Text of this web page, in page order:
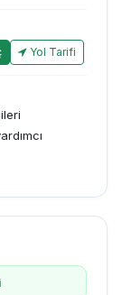
Yol Tarifi